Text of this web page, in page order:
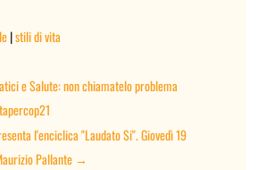
|stili di vita
e Salute: non chiamatelo problema
l'enciclica "Laudato Si". Giovedì 19
Pallante →